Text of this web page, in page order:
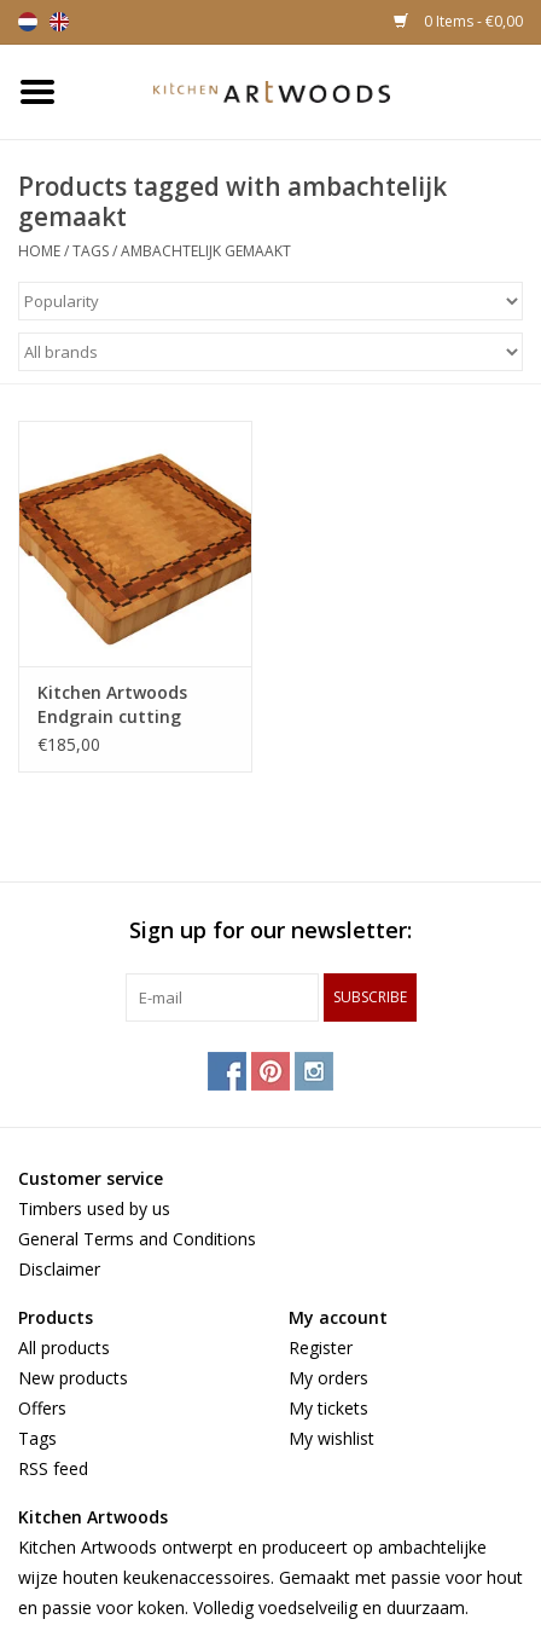
0 Items - €0,00
Cutting Boards
Cheese boards
Products tagged with ambachtelijk
gemaakt
HOME/TAGS/AMBACHTELIJK GEMAAKT
Kitchen Artwoods
Endgrain cutting
made of hornbeam,
€185,00
Sign up for our newsletter:
SUBSCRIBE
Customer service
Timbers used by us
General Terms and Conditions
Disclaimer
Products
All products
New products
Offers
Tags
RSS feed
My account
Register
My orders
My tickets
My wishlist
Kitchen Artwoods
Kitchen Artwoods ontwerpt en produceert op ambachtelijke
wijze houten keukenaccessoires. Gemaakt met passie voor hout
en passie voor koken. Volledig voedselveilig en duurzaam.